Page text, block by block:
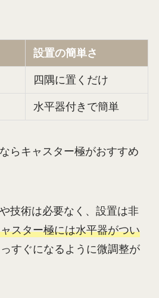
設置の簡単さ
四隅に置くだけ
水平器付きで簡単
らキャスター極がおすすめ
技術は必要なく、設置は非
スター極には水平器がつい
すぐになるように微調整が